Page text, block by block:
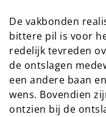
De vakbonden
bittere pil is voor
redelijk tevreden
de ontslagen
een andere baan
wens. Bovendien
ontzien bij de